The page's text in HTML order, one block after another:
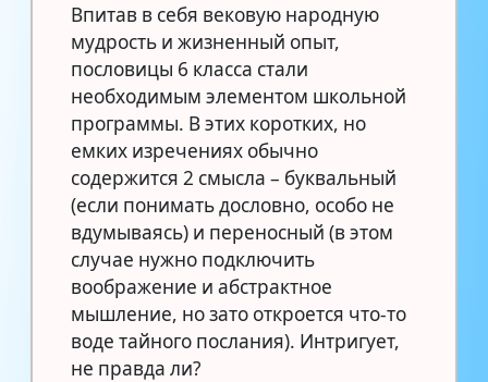
Впитав в себя вековую народную
мудрость и жизненный опыт,
пословицы 6 класса стали
необходимым элементом школьной
программы. В этих коротких, но
емких изречениях обычно
содержится 2 смысла – буквальный
(если понимать дословно, особо не
вдумываясь) и переносный (в этом
случае нужно подключить
воображение и абстрактное
мышление, но зато откроется что-то
воде тайного послания). Интригует,
не правда ли?